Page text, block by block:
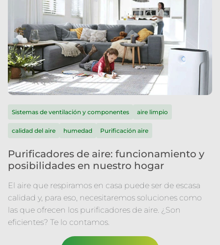
Sistemas de ventilación y componentes aire limpio
calidad del aire humedad Purificación aire
Purificadores de aire: funcionamiento y
posibilidades en nuestro hogar
El aire que respiramos en casa puede ser de escasa
calidad y, para eso, necesitaremos soluciones como
las que ofrecen los purificadores de aire. ¿Son
eficientes? Te lo contamos.